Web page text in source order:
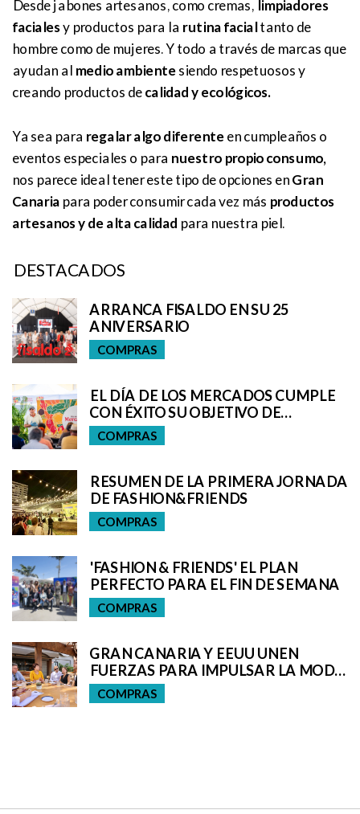
Desde jabones artesanos, como cremas, limpiadores
facialesy productos para la rutina facialtanto de
hombre como de mujeres. Y todo a través de marcas que
ayudan al medio ambientesiendo respetuosos y
creando productos decalidad y ecológicos.
Ya sea para regalar algo diferenteen cumpleaños o
eventos especiales o para nuestro propio consumo,
nos parece ideal tener este tipo de opciones enGran
Canaria para poder consumir cada vez más productos
artesanos y de alta calidad para nuestra piel.
DESTACADOS
ARRANCA FISALDO EN SU 25
ANIVERSARIO
COMPRAS
EL DÍA DE LOS MERCADOS CUMPLE
CON ÉXITO SU OBJETIVO DE
PROMOCIONAR EL PRODUCTO
LOCAL
COMPRAS
RESUMEN DE LA PRIMERA JORNADA
DE FASHION&FRIENDS
COMPRAS
'FASHION & FRIENDS' EL PLAN
PERFECTO PARA EL FIN DE SEMANA
COMPRAS
GRAN CANARIA Y EEUU UNEN
FUERZAS PARA IMPULSAR LA MODA
DE BAÑO
COMPRAS